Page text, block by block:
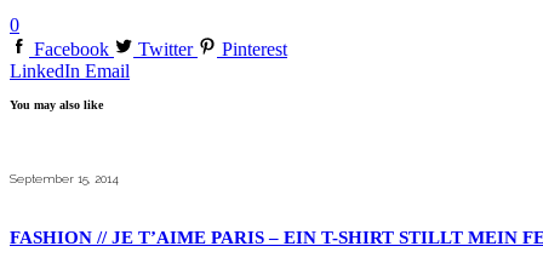
0
Facebook
Twitter
Pinterest
LinkedIn Email
You may also like
September 15, 2014
FASHION // JE T’AIME PARIS – EIN T-SHIRT STILLT MEIN